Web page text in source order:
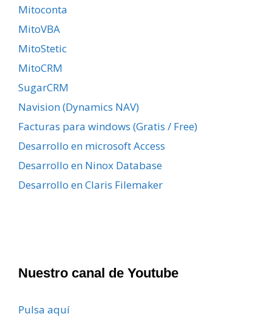
Mitoconta
MitoVBA
MitoStetic
MitoCRM
SugarCRM
Navision (Dynamics NAV)
Facturas para windows (Gratis / Free)
Desarrollo en microsoft Access
Desarrollo en Ninox Database
Desarrollo en Claris Filemaker
Nuestro canal de Youtube
Pulsa aquí